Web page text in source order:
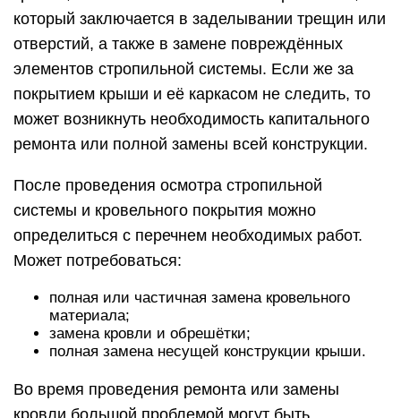
который заключается в заделывании трещин или
отверстий, а также в замене повреждённых
элементов стропильной системы. Если же за
покрытием крыши и её каркасом не следить, то
может возникнуть необходимость капитального
ремонта или полной замены всей конструкции.
После проведения осмотра стропильной
системы и кровельного покрытия можно
определиться с перечнем необходимых работ.
Может потребоваться:
полная или частичная замена кровельного
материала;
замена кровли и обрешётки;
полная замена несущей конструкции крыши.
Во время проведения ремонта или замены
кровли большой проблемой могут быть